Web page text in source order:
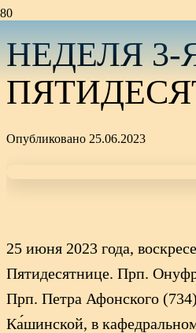
НЕДЕЛЯ 3-
Опубликовано 25.06.2023
25 июня 2023 года,
Пятидесятнице. Прп.
Прп. Петра Афонского
Ка́шинской, в